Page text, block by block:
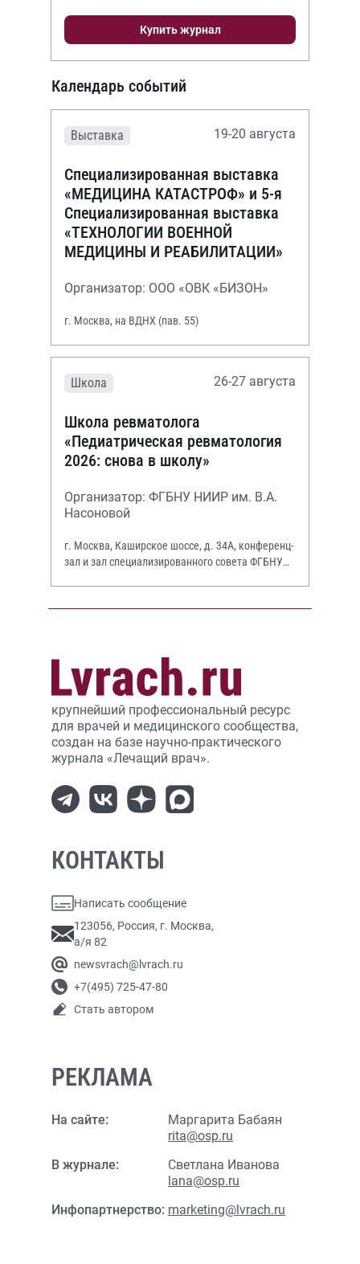
Купить журнал
Календарь событий
Выставка 19-20 августа
Специализированная выставка
«МЕДИЦИНА КАТАСТРОФ» и 5-я
Специализированная выставка
«ТЕХНОЛОГИИ ВОЕННОЙ
МЕДИЦИНЫ И РЕАБИЛИТАЦИИ»
Организатор: ООО «ОВК «БИЗОН»
г. Москва, на ВДНХ (пав. 55)
Школа 26-27 августа
Школа ревматолога
«Педиатрическая ревматология
2026: снова в школу»
Организатор: ФГБНУ НИИР им. В.А.
Насоновой
г. Москва, Каширское шоссе, д. 34А, конференц-
зал и зал специализированного совета ФГБНУ
крупнейший профессиональный ресурс
для врачей и медицинского сообщества,
создан на базе научно-практического
журнала «Лечащий врач».
КОНТАКТЫ
Написать сообщение
123056, Россия, г. Москва,
а/я 82
newsvrach@lvrach.ru
+7(495) 725-47-80
Стать автором
РЕКЛАМА
На сайте:
Маргарита Бабаян
rita@osp.ru
В журнале:
Светлана Иванова
lana@osp.ru
Инфопартнерство: marketing@lvrach.ru